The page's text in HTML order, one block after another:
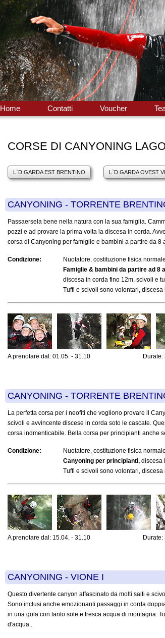
Home Contatti Voucher
CORSE DI CANYONING
L`D GARDA EST BRENTINO L`D GARDA OVEST
CANYONING - TORRENTE
Passaersela bene nella natura con la sua famiglia.
pozzi e ad provare la prima volta la discesa in corda.
corsa di Canyoning per famiglie e bambini a partire da 8
Condizione:
Nuotatore, costituzione fisica
Famiglie & bambini da partire ad 8
discesa in corda fino 12m, scivoli e
Tuffi e scivoli sono volontari,
A prenotare dal: 01.05. - 31.10 Durate:
CANYONING - TORRENTE
La perfetta corsa per i neofiti che vogliono provare il
scivoli e avvincente discese in corda soto le cascate.
corsa indmenticabile. Bella corsa per principianti anche
Condizione:
Nuotatore, costituzione fisica
Canyoning per principianti, discesa
Tuffi e scivoli sono volontari,
A prenotare dal: 15.04. - 31.10 Durate:
CANYONING - VIONE I
Questo divertente canyon affascinato da molti salti e
Sono inclusi anche emozionanti passaggi in corda
in una gola con tanto sole e fresca acqua di montagna.
d'acqua..